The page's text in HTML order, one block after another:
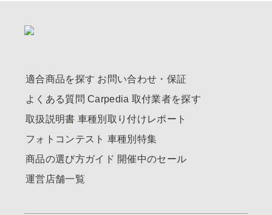
適合商品を探す お問い合わせ・保証
よくある質問 Carpedia 取付業者を探す
取扱説明書 車種別取り付けレポート
フォトコンテスト 車種別特集
商品の選び方ガイド 開催中のセール
運営店舗一覧